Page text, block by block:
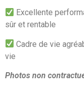
Excellente
sûr et rentable
Cadre de vie
vie
Photos non